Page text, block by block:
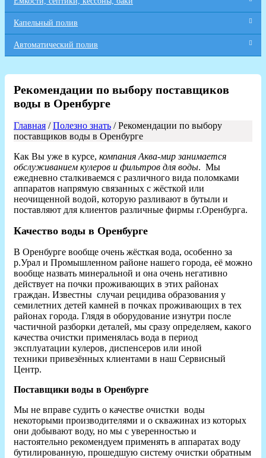
Капельный полив
Автоматический полив
Рекомендации по выбору поставщиков
воды в Оренбурге
Главная /Полезно знать / Рекомендации по выбору
поставщиков воды в Оренбурге
Как Вы уже в курсе, компания Аква-мир занимается
обслуживанием кулеров и фильтров для воды. Мы
ежедневно сталкиваемся с различного вида поломками
аппаратов напрямую связанных с жёсткой или
неочищенной водой, которую разливают в бутыли и
поставляют для клиентов различные фирмы г.Оренбурга.
Качество воды в Оренбурге
В Оренбурге вообще очень жёсткая вода, особенно за
р.Урал и Промышленном районе нашего города, её можно
вообще назвать минеральной и она очень негативно
действует на почки проживающих в этих районах
граждан. Известны случаи рецидива образования у
семилетних детей камней в почках проживающих в тех
районах города. Глядя в оборудование изнутри после
частичной разборки деталей, мы сразу определяем, какого
качества очистки применялась вода в период
эксплуатации кулеров, диспенсеров или иной
техники привезённых клиентами в наш Сервисный
Центр.
Поставщики воды в Оренбурге
Мы не вправе судить о качестве очистки воды
некоторыми производителями и о скважинах из которых
они добывают воду, но мы с уверенностью и
настоятельно рекомендуем применять в аппаратах воду
бутилированную, прошедшую систему очистки обратным